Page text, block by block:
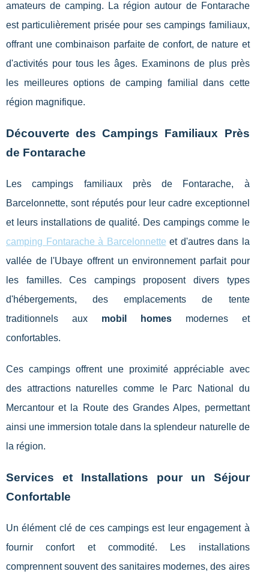
amateurs de camping. La région autour de Fontarache
est particulièrement prisée pour ses campings familiaux,
offrant une combinaison parfaite de confort, de nature et
d'activités pour tous les âges. Examinons de plus près
les meilleures options de camping familial dans cette
région magnifique.
Découverte des Campings Familiaux Près
de Fontarache
Les campings familiaux près de Fontarache, à
Barcelonnette, sont réputés pour leur cadre exceptionnel
et leurs installations de qualité. Des campings comme le
camping Fontarache à Barcelonnette et d'autres dans la
vallée de l'Ubaye offrent un environnement parfait pour
les familles. Ces campings proposent divers types
d'hébergements, des emplacements de tente
traditionnels aux mobil homesmodernes et
confortables.
Ces campings offrent une proximité appréciable avec
des attractions naturelles comme le Parc National du
Mercantour et la Route des Grandes Alpes, permettant
ainsi une immersion totale dans la splendeur naturelle de
la région.
Services et Installations pour un Séjour
Confortable
Un élément clé de ces campings est leur engagement à
fournir confort et commodité. Les installations
comprennent souvent des sanitaires modernes, des aires